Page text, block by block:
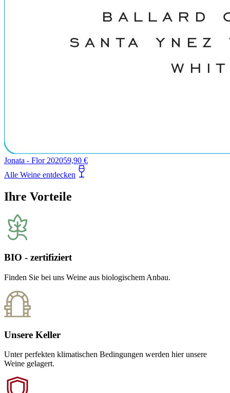
Jonata - Flor 202059,90 €
Alle Weine entdecken
Ihre Vorteile
BIO - zertifiziert
Finden Sie bei uns Weine aus biologischem Anbau.
Unsere Keller
Unter perfekten klimatischen Bedingungen werden hier unsere
Weine gelagert.